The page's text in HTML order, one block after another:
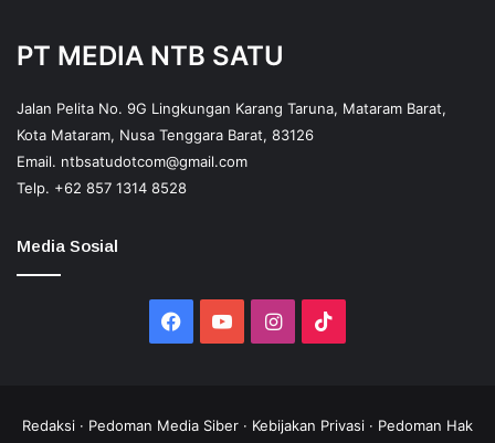
PT MEDIA NTB SATU
Jalan Pelita No. 9G Lingkungan Karang Taruna, Mataram Barat,
Kota Mataram, Nusa Tenggara Barat, 83126
Email. ntbsatudotcom@gmail.com
Telp. +62 857 1314 8528
Media Sosial
Facebook
YouTubeInstagram
Redaksi · Pedoman Media Siber · Kebijakan Privasi · Pedoman Hak